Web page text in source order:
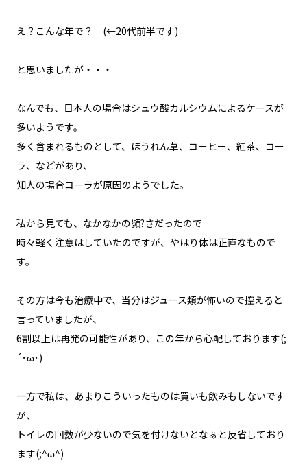
え？こんな年で？ (←20代前半です)
と思いましたが・・・
なんでも、日本人の場合はシュウ酸カルシウムによるケースが
多いようです。
多く含まれるものとして、ほうれん草、コーヒー、紅茶、コー
ラ、などがあり、
知人の場合コーラが原因のようでした。
私から見ても、なかなかの頻?さだったので
時々軽く注意はしていたのですが、やはり体は正直なもので
す。
その方は今も治療中で、当分はジュース類が怖いので控えると
言っていましたが、
6割以上は再発の可能性があり、この年から心配しております(;
´･ω･)
一方で私は、あまりこういったものは買いも飲みもしないです
が、
トイレの回数が少ないので気を付けないとなぁと反省しており
ます(;^ω^)